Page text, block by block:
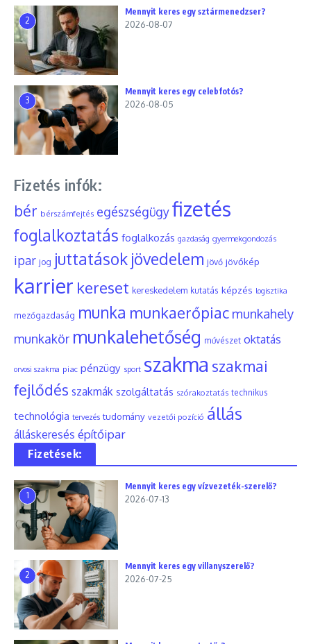
2
Mennyit keres egy sztármenedzser?
2026-08-07
3
Mennyit keres egy celebfotós?
2026-08-05
Fizetés infók:
bér bérszámfejtés egészségügyfizetés
foglalkoztatás foglalkozás gazdaság gyermekgondozás
ipar jog juttatások jövedelem jövő jövőkép
karrier kereset kereskedelem kutatás képzés logisztika
mezőgazdaság munka munkaerőpiac munkahely
munkakör munkalehetőség művészet oktatás
orvosi szakma piac pénzügy sport szakma szakmai
fejlődés szakmák szolgáltatás szórakoztatás technikus
technológia tervezés tudomány vezetői pozíció állás
álláskeresés építőipar
Fizetések:
1
Mennyit keres egy vízvezeték-szerelő?
2026-07-13
2
Mennyit keres egy villanyszerelő?
2026-07-25